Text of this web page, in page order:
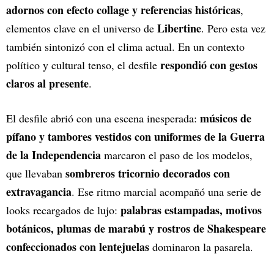
adornos con efecto collage y referencias históricas,
elementos clave en el universo de Libertine. Pero esta vez
también sintonizó con el clima actual. En un contexto
político y cultural tenso, el desfile respondió con gestos
claros al presente.
El desfile abrió con una escena inesperada: músicos de
pífano y tambores vestidos con uniformes de la Guerra
de la Independencia marcaron el paso de los modelos,
que llevaban sombreros tricornio decorados con
extravagancia. Ese ritmo marcial acompañó una serie de
looks recargados de lujo: palabras estampadas, motivos
botánicos, plumas de marabú y rostros de Shakespeare
confeccionados con lentejuelas dominaron la pasarela.